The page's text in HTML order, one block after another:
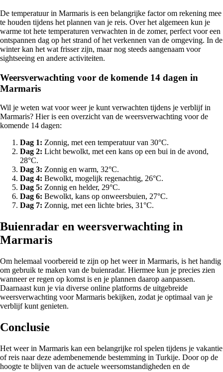
De temperatuur in Marmaris is een belangrijke factor om rekening mee
te houden tijdens het plannen van je reis. Over het algemeen kun je
warme tot hete temperaturen verwachten in de zomer, perfect voor een
ontspannen dag op het strand of het verkennen van de omgeving. In de
winter kan het wat frisser zijn, maar nog steeds aangenaam voor
sightseeing en andere activiteiten.
Weersverwachting voor de komende 14 dagen in
Marmaris
Wil je weten wat voor weer je kunt verwachten tijdens je verblijf in
Marmaris? Hier is een overzicht van de weersverwachting voor de
komende 14 dagen:
Dag 1: Zonnig, met een temperatuur van 30°C.
Dag 2: Licht bewolkt, met een kans op een bui in de avond,
28°C.
Dag 3: Zonnig en warm, 32°C.
Dag 4: Bewolkt, mogelijk regenachtig, 26°C.
Dag 5: Zonnig en helder, 29°C.
Dag 6: Bewolkt, kans op onweersbuien, 27°C.
Dag 7: Zonnig, met een lichte bries, 31°C.
Buienradar en weersverwachting in
Marmaris
Om helemaal voorbereid te zijn op het weer in Marmaris, is het handig
om gebruik te maken van de buienradar. Hiermee kun je precies zien
wanneer er regen op komst is en je plannen daarop aanpassen.
Daarnaast kun je via diverse online platforms de uitgebreide
weersverwachting voor Marmaris bekijken, zodat je optimaal van je
verblijf kunt genieten.
Conclusie
Het weer in Marmaris kan een belangrijke rol spelen tijdens je vakantie
of reis naar deze adembenemende bestemming in Turkije. Door op de
hoogte te blijven van de actuele weersomstandigheden en de